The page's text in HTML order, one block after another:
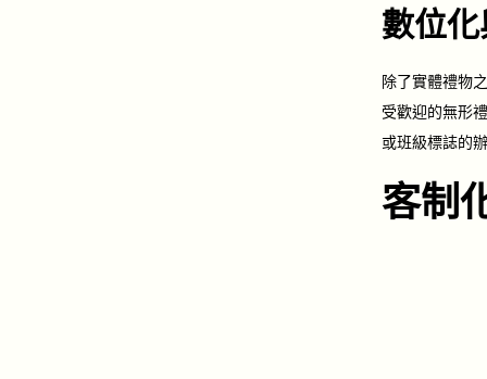
數位
除了實體禮物
受歡迎的無形
或班級標誌的
客制